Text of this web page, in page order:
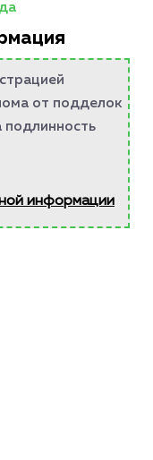
от подделок
подлинность
информации